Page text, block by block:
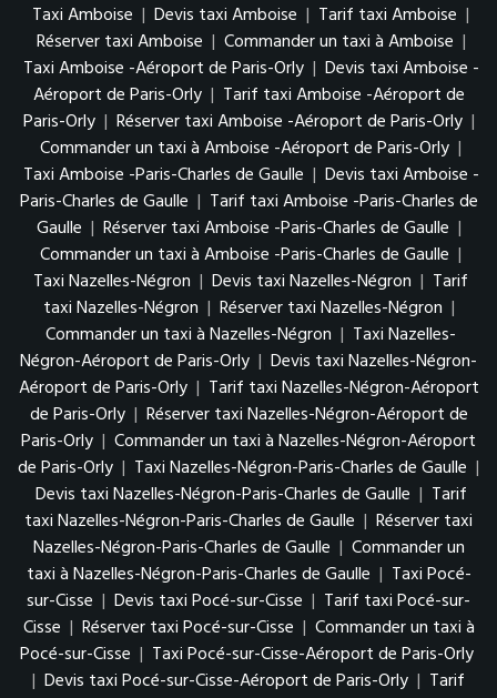
Taxi Amboise | Devis taxi Amboise | Tarif taxi Amboise |
Réserver taxi Amboise | Commander un taxi à Amboise |
Taxi Amboise -Aéroport de Paris-Orly | Devis taxi Amboise -
Aéroport de Paris-Orly | Tarif taxi Amboise -Aéroport de
Paris-Orly | Réserver taxi Amboise -Aéroport de Paris-Orly |
Commander un taxi à Amboise -Aéroport de Paris-Orly |
Taxi Amboise -Paris-Charles de Gaulle | Devis taxi Amboise -
Paris-Charles de Gaulle | Tarif taxi Amboise -Paris-Charles de
Gaulle | Réserver taxi Amboise -Paris-Charles de Gaulle |
Commander un taxi à Amboise -Paris-Charles de Gaulle |
Taxi Nazelles-Négron | Devis taxi Nazelles-Négron | Tarif
taxi Nazelles-Négron | Réserver taxi Nazelles-Négron |
Commander un taxi à Nazelles-Négron | Taxi Nazelles-
Négron-Aéroport de Paris-Orly | Devis taxi Nazelles-Négron-
Aéroport de Paris-Orly | Tarif taxi Nazelles-Négron-Aéroport
de Paris-Orly | Réserver taxi Nazelles-Négron-Aéroport de
Paris-Orly | Commander un taxi à Nazelles-Négron-Aéroport
de Paris-Orly | Taxi Nazelles-Négron-Paris-Charles de Gaulle |
Devis taxi Nazelles-Négron-Paris-Charles de Gaulle | Tarif
taxi Nazelles-Négron-Paris-Charles de Gaulle | Réserver taxi
Nazelles-Négron-Paris-Charles de Gaulle | Commander un
taxi à Nazelles-Négron-Paris-Charles de Gaulle | Taxi Pocé-
sur-Cisse | Devis taxi Pocé-sur-Cisse | Tarif taxi Pocé-sur-
Cisse | Réserver taxi Pocé-sur-Cisse | Commander un taxi à
Pocé-sur-Cisse | Taxi Pocé-sur-Cisse-Aéroport de Paris-Orly
| Devis taxi Pocé-sur-Cisse-Aéroport de Paris-Orly | Tarif